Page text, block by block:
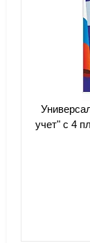
учет" с 4